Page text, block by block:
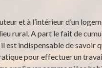
et à l’intérieur d’un
rural. A part le fait de
indispensable de savoir
pour effectuer un